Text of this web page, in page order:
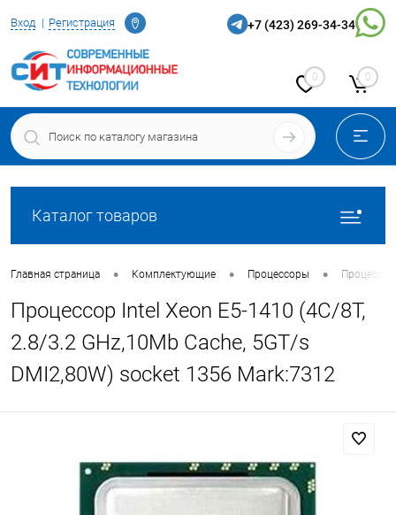
Вход Регистрация
Определение +7 (423) 269-34-34
0 0
Каталог товаров
Главная страница • Комплектующие • Процессоры •
Процессор Intel Xeon E5-1410 (4C/8T,
2.8/3.2 GHz,10Mb Cache, 5GT/s
DMI2,80W) socket 1356 Mark:7312